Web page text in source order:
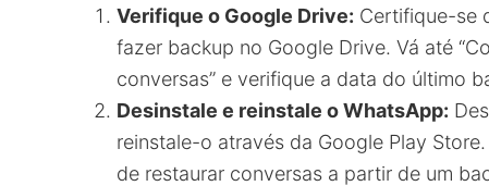
Verifique o Google Drive: Certifique-se
fazer backup no Google Drive. Vá até
conversas” e verifique a data do último
Desinstale e reinstale o WhatsApp:
reinstale-o através da Google Play
de restaurar conversas a partir de um